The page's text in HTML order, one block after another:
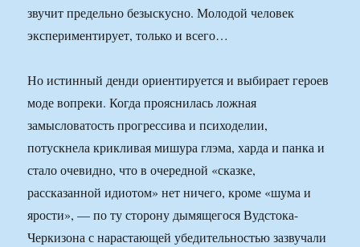
звучит предельно безыскусно. Молодой человек
экспериментирует, только и всего…
Но истинный денди ориентируется и выбирает героев
моде вопреки. Когда прояснилась ложная
замысловатость прогрессива и психоделии,
потускнела крикливая мишура глэма, харда и панка и
стало очевидно, что в очередной «сказке,
рассказанной идиотом» нет ничего, кроме «шума и
ярости», — по ту сторону дымящегося Вудстока-
Черкизона с нарастающей убедительностью зазвучали